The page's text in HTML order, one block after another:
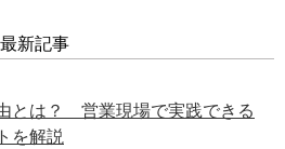
新記事
とは？ 営業現場で実践できる
を解説